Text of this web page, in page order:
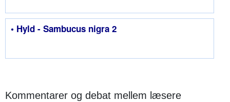
• Hyld - Sambucus nigra 2
Kommentarer og debat mellem læsere